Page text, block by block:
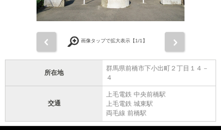
画像タップで拡大表示【1/1】
所在地
群馬県前橋市下小出町２丁目１４－
４
交通
上毛電鉄 中央前橋駅
上毛電鉄 城東駅
両毛線 前橋駅